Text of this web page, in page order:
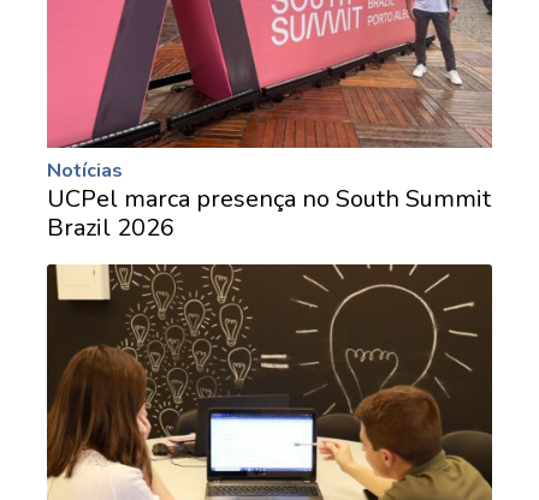
Notícias
UCPel marca presença no South Summit
Brazil 2026